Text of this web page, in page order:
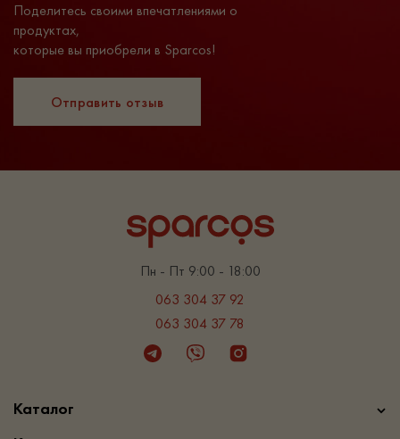
Поделитесь своими впечатлениями о
продуктах,
которые вы приобрели в Sparcos!
Отправить отзыв
Пн - Пт 9:00 - 18:00
063 304 37 92
063 304 37 78
TelegramViber Instagram
Каталог